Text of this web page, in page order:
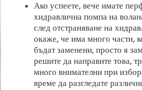
Ако успеете, вече имате
хидравлична помпа на
след отстраняване на
окаже, че има много части,
бъдат заменени, просто я
решите да направите това,
много внимателни при
време да разгледате